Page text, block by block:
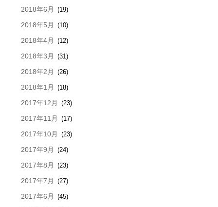
2018年6月 (19)
2018年5月 (10)
2018年4月 (12)
2018年3月 (31)
2018年2月 (26)
2018年1月 (18)
2017年12月 (23)
2017年11月 (17)
2017年10月 (23)
2017年9月 (24)
2017年8月 (23)
2017年7月 (27)
2017年6月 (45)